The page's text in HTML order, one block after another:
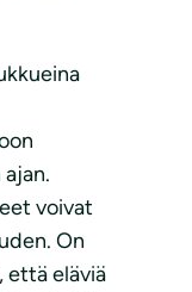
voivat
On
että eläviä